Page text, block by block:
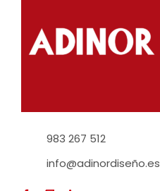
983 267 512
info@adinordiseño.es